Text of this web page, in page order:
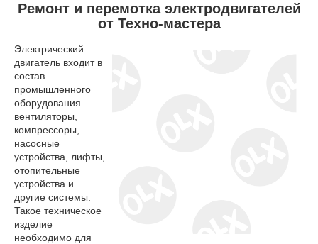
Ремонт и перемотка электродвигателей
от Техно-мастера
Электрический
двигатель входит в
состав
промышленного
оборудования –
вентиляторы,
компрессоры,
насосные
устройства, лифты,
отопительные
устройства и
другие системы.
Такое техническое
изделие
необходимо для